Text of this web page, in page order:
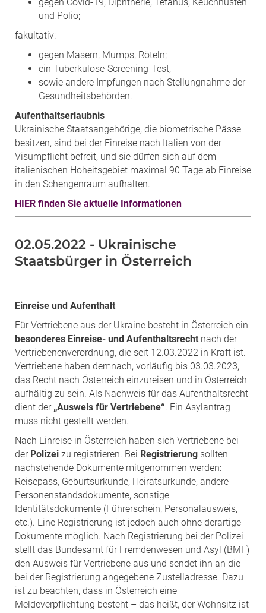
und Polio;
fakultativ:
gegen Masern, Mumps, Röteln;
ein Tuberkulose-Screening-Test,
sowie andere Impfungen nach Stellungnahme der
Gesundheitsbehörden.
Aufenthaltserlaubnis
Ukrainische Staatsangehörige, die biometrische Pässe
besitzen, sind bei der Einreise nach Italien von der
Visumpflicht befreit, und sie dürfen sich auf dem
italienischen Hoheitsgebiet maximal 90 Tage ab Einreise
in den Schengenraum aufhalten.
HIER finden Sie aktuelle Informationen
02.05.2022 - Ukrainische
Staatsbürger in Österreich
Einreise und Aufenthalt
Für Vertriebene aus der Ukraine besteht in Österreich ein
besonderes Einreise- und Aufenthaltsrecht nach der
Vertriebenenverordnung, die seit 12.03.2022 in Kraft ist.
Vertriebene haben demnach, vorläufig bis 03.03.2023,
das Recht nach Österreich einzureisen und in Österreich
aufhältig zu sein. Als Nachweis für das Aufenthaltsrecht
dient der „Ausweis für Vertriebene“. Ein Asylantrag
muss nicht gestellt werden.
Nach Einreise in Österreich haben sich Vertriebene bei
der Polizei zu registrieren. Bei Registrierung sollten
nachstehende Dokumente mitgenommen werden:
Reisepass, Geburtsurkunde, Heiratsurkunde, andere
Personenstandsdokumente, sonstige
Identitätsdokumente (Führerschein, Personalausweis,
etc.). Eine Registrierung ist jedoch auch ohne derartige
Dokumente möglich. Nach Registrierung bei der Polizei
stellt das Bundesamt für Fremdenwesen und Asyl (BMF)
den Ausweis für Vertriebene aus und sendet ihn an die
bei der Registrierung angegebene Zustelladresse. Dazu
ist zu beachten, dass in Österreich eine
Meldeverpflichtung besteht – das heißt, der Wohnsitz ist